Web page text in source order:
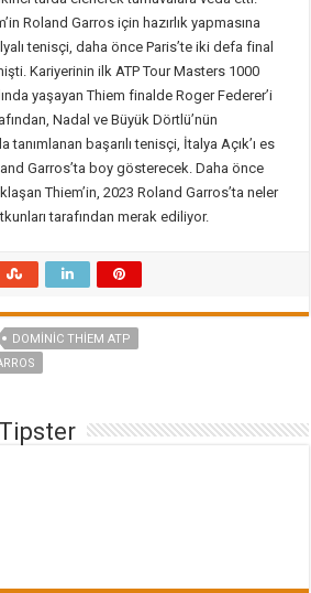
Roland Garros için hazırlık yapmasına
tenisçi, daha önce Paris’te iki defa final
Kariyerinin ilk ATP Tour Masters 1000
yaşayan Thiem finalde Roger Federer’i
Nadal ve Büyük Dörtlü’nün
başarılı tenisçi, İtalya Açık’ı es
Garros’ta boy gösterecek. Daha önce
Thiem’in, 2023 Roland Garros’ta neler
tarafından merak ediliyor.
DOMINIC THIEM ATP